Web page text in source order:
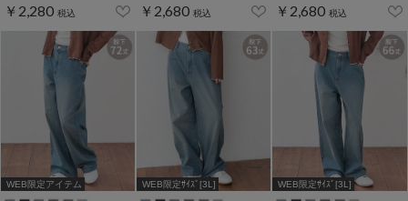
￥2,280 税込 ￥2,680 税込 ￥2,680 税込
WEB限定アイテム WEB限定ｻｲｽﾞ[3L] WEB限定ｻｲｽﾞ[3L]